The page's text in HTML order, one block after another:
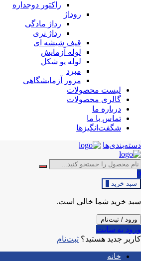
راکتور دوجداره
روداژ
رداژ مادگی
رداژ نری
قیف شیشه ای
لوله آزمایش
لوله یو شکل
مبرد
مزور آزمایشگاهی
لیست محصولات
گالری محصولات
درباره ما
تماس با ما
شگفت‌انگیزها
دسته‌بندی‌ها
0
سبد خرید
سبد خرید شما خالی است.
ورود / ثبت‌نام
ورود به سایت
کاربر جدید هستید؟ ثبت‌نام
خانه